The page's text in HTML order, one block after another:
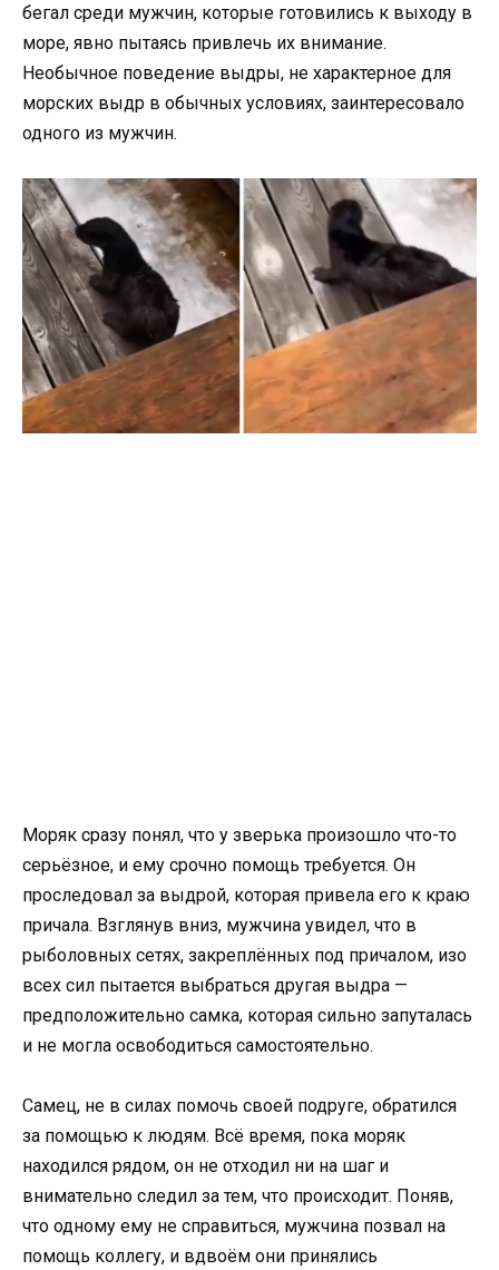
бегал среди мужчин, которые готовились к выходу в
море, явно пытаясь привлечь их внимание.
Необычное поведение выдры, не характерное для
морских выдр в обычных условиях, заинтересовало
одного из мужчин.
Моряк сразу понял, что у зверька произошло что-то
серьёзное, и ему срочно помощь требуется. Он
проследовал за выдрой, которая привела его к краю
причала. Взглянув вниз, мужчина увидел, что в
рыболовных сетях, закреплённых под причалом, изо
всех сил пытается выбраться другая выдра —
предположительно самка, которая сильно запуталась
и не могла освободиться самостоятельно.
Самец, не в силах помочь своей подруге, обратился
за помощью к людям. Всё время, пока моряк
находился рядом, он не отходил ни на шаг и
внимательно следил за тем, что происходит. Поняв,
что одному ему не справиться, мужчина позвал на
помощь коллегу, и вдвоём они принялись